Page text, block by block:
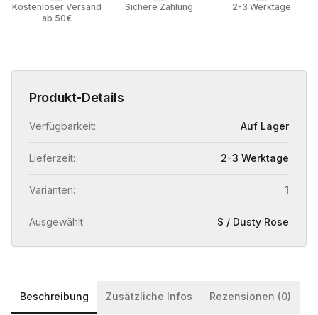
Kostenloser Versand
ab 50€
Sichere Zahlung 2-3 Werktage
Produkt-Details
Verfügbarkeit: Auf Lager
Lieferzeit: 2-3 Werktage
Varianten: 1
Ausgewählt: S / Dusty Rose
Beschreibung Zusätzliche Infos Rezensionen (0)